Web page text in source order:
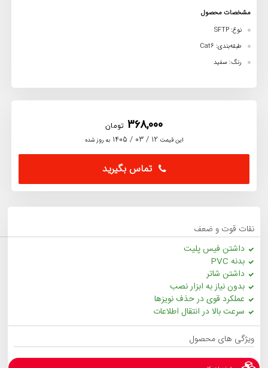
مشخصات محصول
نوع: SFTP
طبقه‌بندی: Cat6
رنگ: سفید
368,000 تومان
این قیمت 12 / 03 / 1405 به روز شده
تماس بگیرید
نقات قوت و ضعف
داشتن فیس پلیت
بدنه PVC
داشتن شاتر
بدون نیاز به ابزار نصب
عملکرد قوی در حذف نویزها
سرعت بالا در انتقال اطلاعات
ویژگی های محصول